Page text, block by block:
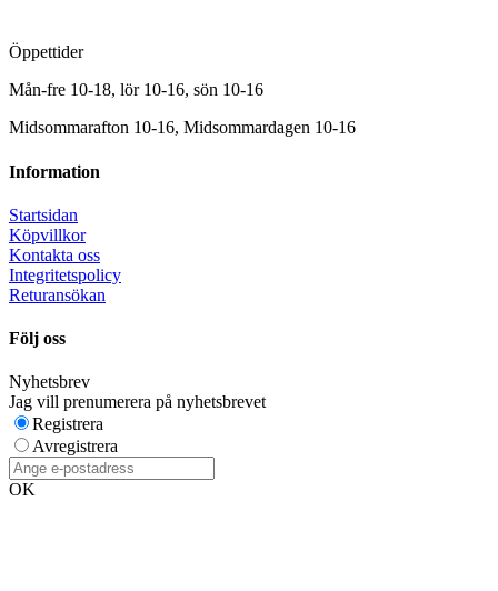
Öppettider
Mån-fre 10-18, lör 10-16, sön 10-16
Midsommarafton 10-16, Midsommardagen 10-16
Information
Startsidan
Köpvillkor
Kontakta oss
Integritetspolicy
Returansökan
Följ oss
Nyhetsbrev
Jag vill prenumerera på nyhetsbrevet
Registrera
Avregistrera
OK